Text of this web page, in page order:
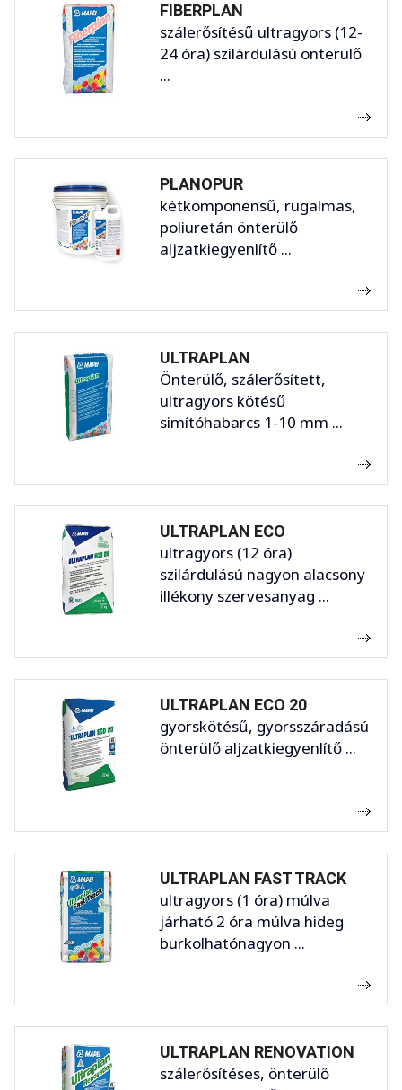
FIBERPLAN
szálerősítésű ultragyors (12-
24 óra) szilárdulású önterülő
...
PLANOPUR
kétkomponensű, rugalmas,
poliuretán önterülő
aljzatkiegyenlítő ...
ULTRAPLAN
Önterülő, szálerősített,
ultragyors kötésű
simítóhabarcs 1-10 mm ...
ULTRAPLAN ECO
ultragyors (12 óra)
szilárdulású nagyon alacsony
illékony szervesanyag ...
ULTRAPLAN ECO 20
gyorskötésű, gyorsszáradású
önterülő aljzatkiegyenlítő ...
ULTRAPLAN FAST TRACK
ultragyors (1 óra) múlva
járható 2 óra múlva hideg
burkolhatónagyon ...
ULTRAPLAN RENOVATION
szálerősítéses, önterülő